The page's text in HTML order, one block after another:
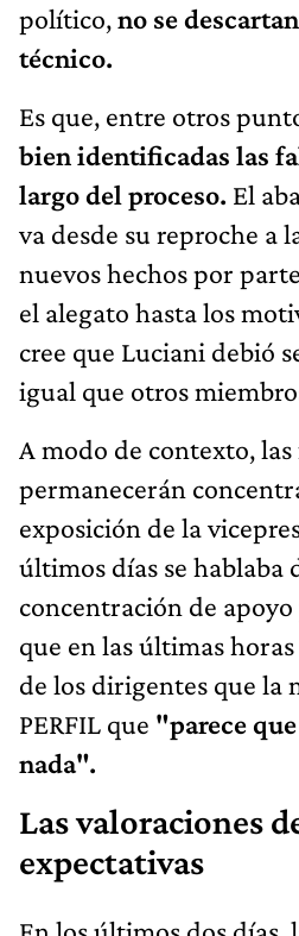
político,no se
técnico.
Es que, entre otros
bien identificadas las
largo del proceso. El
va desde su reproche a
nuevos hechos por
el alegato hasta los
cree que Luciani debió
igual que otros
A modo de contexto,
permanecerán
exposición de la
últimos días se hablaba
concentración de
que en las últimas
de los dirigentes que la
PERFIL que "parece
nada".
Las valoraciones
expectativas